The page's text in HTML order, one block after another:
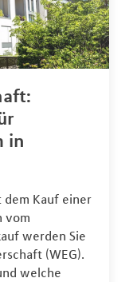
in
Kauf einer
vom
werden Sie
(WEG).
welche